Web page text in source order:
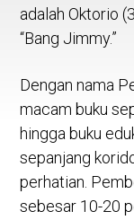
adalah Oktorio
“Bang Jimmy.”
Dengan nama
macam buku
hingga buku
sepanjang
perhatian.
sebesar 10-20